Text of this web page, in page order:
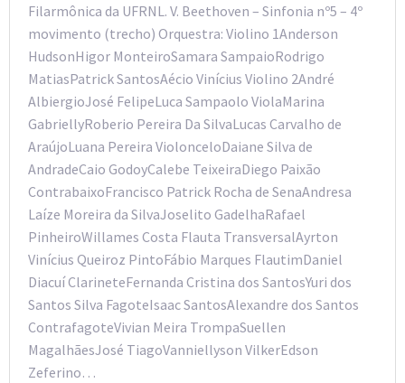
Filarmônica da UFRNL. V. Beethoven – Sinfonia nº5 – 4º
movimento (trecho) Orquestra: Violino 1Anderson
HudsonHigor MonteiroSamara SampaioRodrigo
MatiasPatrick SantosAécio Vinícius Violino 2André
AlbiergioJosé FelipeLuca Sampaolo ViolaMarina
GabriellyRoberio Pereira Da SilvaLucas Carvalho de
AraújoLuana Pereira ViolonceloDaiane Silva de
AndradeCaio GodoyCalebe TeixeiraDiego Paixão
ContrabaixoFrancisco Patrick Rocha de SenaAndresa
Laíze Moreira da SilvaJoselito GadelhaRafael
PinheiroWillames Costa Flauta TransversalAyrton
Vinícius Queiroz PintoFábio Marques FlautimDaniel
Diacuí ClarineteFernanda Cristina dos SantosYuri dos
Santos Silva FagoteIsaac SantosAlexandre dos Santos
ContrafagoteVivian Meira TrompaSuellen
MagalhãesJosé TiagoVanniellyson VilkerEdson
Zeferino…